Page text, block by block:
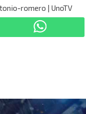
romero | UnoTV